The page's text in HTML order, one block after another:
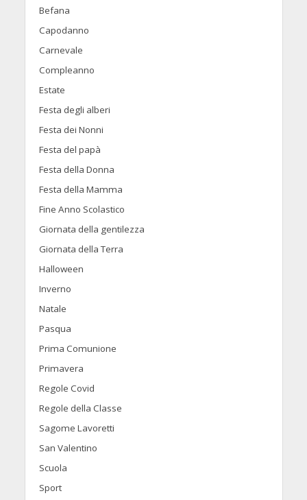
Befana
Capodanno
Carnevale
Compleanno
Estate
Festa degli alberi
Festa dei Nonni
Festa del papà
Festa della Donna
Festa della Mamma
Fine Anno Scolastico
Giornata della gentilezza
Giornata della Terra
Halloween
Inverno
Natale
Pasqua
Prima Comunione
Primavera
Regole Covid
Regole della Classe
Sagome Lavoretti
San Valentino
Scuola
Sport